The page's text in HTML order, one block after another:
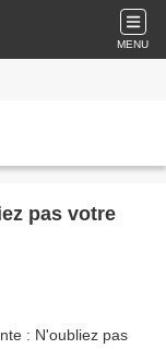
MENU
pas votre